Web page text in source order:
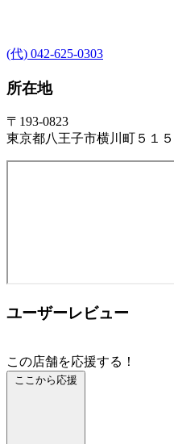
(代) 042-625-0303
所在地
〒193-0823
東京都八王子市横川町５１５
ユーザーレビュー
この店舗を応援する！
ここから応援